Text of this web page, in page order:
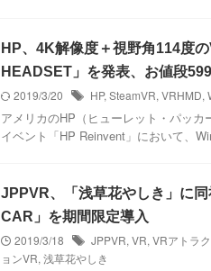
HP、4K解像度＋視野角114度
HEADSET」を発表、お値段
2019/3/20
HP, SteamVR, VRHMD,
アメリカのHP（ヒューレット・パッ
イベント「HP Reinvent」において、
JPPVR、「浅草花やしき」に
CAR」を期間限定導入
2019/3/18
JPPVR, VR, VRアトラ
ョンVR, 浅草花やしき